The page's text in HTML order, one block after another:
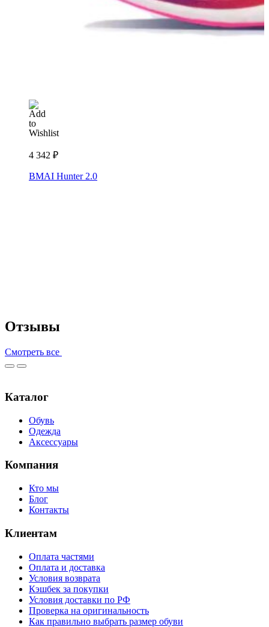
4 342 ₽
BMAI Hunter 2.0
Отзывы
Смотреть все
Каталог
Обувь
Одежда
Аксессуары
Компания
Кто мы
Блог
Контакты
Клиентам
Оплата частями
Оплата и доставка
Условия возврата
Кэшбек за покупки
Условия доставки по РФ
Проверка на оригинальность
Как правильно выбрать размер обуви